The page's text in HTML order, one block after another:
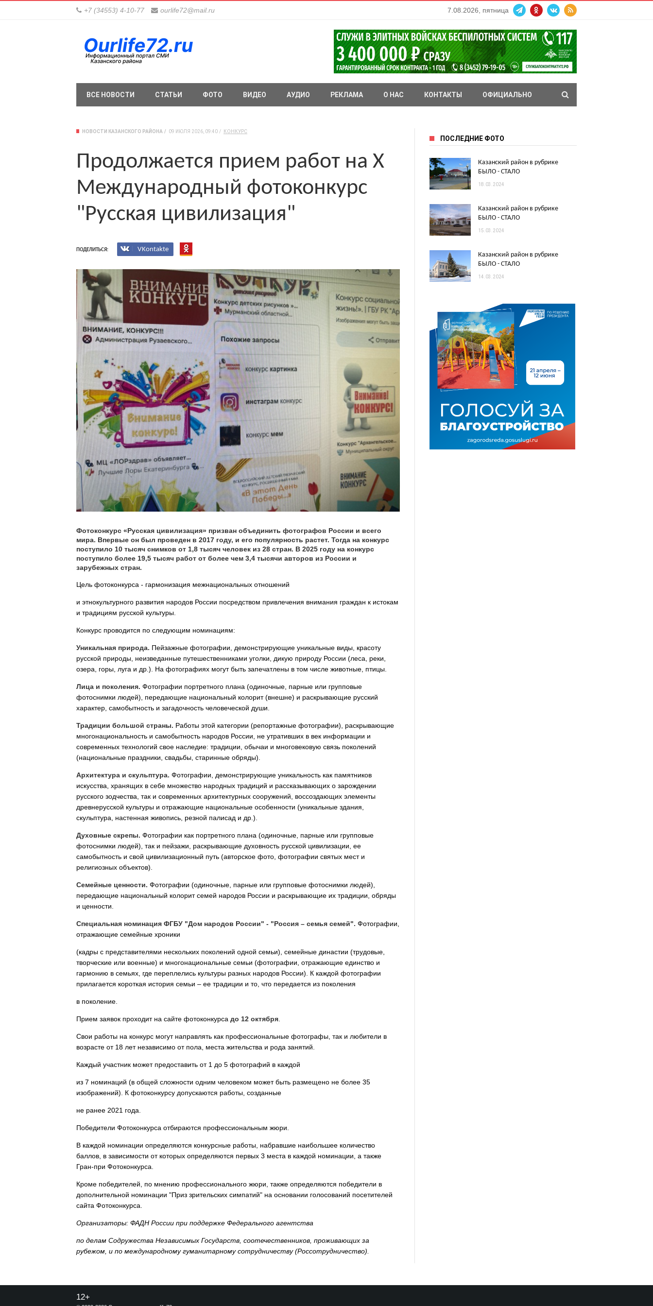
+7 (34553) 4-10-77 ourlife72@mail.ru 7.08.2026, пятница
ВСЕ НОВОСТИ СТАТЬИ ФОТО ВИДЕО АУДИО РЕКЛАМА О НАС КОНТАКТЫ ОФИЦИАЛЬНО
НОВОСТИ КАЗАНСКОГО РАЙОНА 09 ИЮЛЯ 2026, 09:40 КОНКУРС
Продолжается прием работ на Х
Международный фотоконкурс
"Русская цивилизация"
ПОДЕЛИТЬСЯ: VKontakte
Фотоконкурс «Русская цивилизация» призван объединить фотографов России и всего
мира. Впервые он был проведен в 2017 году, и его популярность растет. Тогда на конкурс
поступило 10 тысяч снимков от 1,8 тысяч человек из 28 стран. В 2025 году на конкурс
поступило более 19,5 тысяч работ от более чем 3,4 тысячи авторов из России и
зарубежных стран.
Цель фотоконкурса - гармонизация межнациональных отношений
и этнокультурного развития народов России посредством привлечения внимания граждан к истокам
и традициям русской культуры.
Конкурс проводится по следующим номинациям:
Уникальная природа. Пейзажные фотографии, демонстрирующие уникальные виды, красоту
русской природы, неизведанные путешественниками уголки, дикую природу России (леса, реки,
озера, горы, луга и др.). На фотографиях могут быть запечатлены в том числе животные, птицы.
Лица и поколения. Фотографии портретного плана (одиночные, парные или групповые
фотоснимки людей), передающие национальный колорит (внешне) и раскрывающие русский
характер, самобытность и загадочность человеческой души.
Традиции большой страны. Работы этой категории (репортажные фотографии), раскрывающие
многонациональность и самобытность народов России, не утративших в век информации и
современных технологий свое наследие: традиции, обычаи и многовековую связь поколений
(национальные праздники, свадьбы, старинные обряды).
Архитектура и скульптура. Фотографии, демонстрирующие уникальность как памятников
искусства, хранящих в себе множество народных традиций и рассказывающих о зарождении
русского зодчества, так и современных архитектурных сооружений, воссоздающих элементы
древнерусской культуры и отражающие национальные особенности (уникальные здания,
скульптура, настенная живопись, резной палисад и др.).
Духовные скрепы. Фотографии как портретного плана (одиночные, парные или групповые
фотоснимки людей), так и пейзажи, раскрывающие духовность русской цивилизации, ее
самобытность и свой цивилизационный путь (авторское фото, фотографии святых мест и
религиозных объектов).
Семейные ценности. Фотографии (одиночные, парные или групповые фотоснимки людей),
передающие национальный колорит семей народов России и раскрывающие их традиции, обряды
и ценности.
Специальная номинация ФГБУ "Дом народов России" - "Россия – семья семей". Фотографии,
отражающие семейные хроники
(кадры с представителями нескольких поколений одной семьи), семейные династии (трудовые,
творческие или военные) и многонациональные семьи (фотографии, отражающие единство и
гармонию в семьях, где переплелись культуры разных народов России). К каждой фотографии
прилагается короткая история семьи – ее традиции и то, что передается из поколения
в поколение.
Прием заявок проходит на сайте фотоконкурса до 12 октября.
Свои работы на конкурс могут направлять как профессиональные фотографы, так и любители в
возрасте от 18 лет независимо от пола, места жительства и рода занятий.
Каждый участник может предоставить от 1 до 5 фотографий в каждой
из 7 номинаций (в общей сложности одним человеком может быть размещено не более 35
изображений). К фотоконкурсу допускаются работы, созданные
не ранее 2021 года.
Победители Фотоконкурса отбираются профессиональным жюри.
В каждой номинации определяются конкурсные работы, набравшие наибольшее количество
баллов, в зависимости от которых определяются первых 3 места в каждой номинации, а также
Гран-при Фотоконкурса.
Кроме победителей, по мнению профессионального жюри, также определяются победители в
дополнительной номинации "Приз зрительских симпатий" на основании голосований посетителей
сайта Фотоконкурса.
Организаторы: ФАДН России при поддержке Федерального агентства
по делам Содружества Независимых Государств, соотечественников, проживающих за
рубежом, и по международному гуманитарному сотрудничеству (Россотрудничество).
ПОСЛЕДНИЕ ФОТО
Казанский район в рубрике
БЫЛО - СТАЛО
18.03.2024
Казанский район в рубрике
БЫЛО - СТАЛО
15.03.2024
Казанский район в рубрике
БЫЛО - СТАЛО
14.03.2024
12+